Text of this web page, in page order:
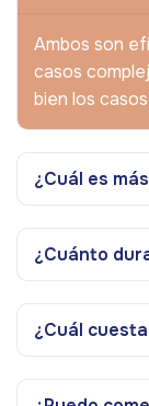
Ambos son
casos
bien los
¿Cuál es
¿Cuánto
¿Cuál